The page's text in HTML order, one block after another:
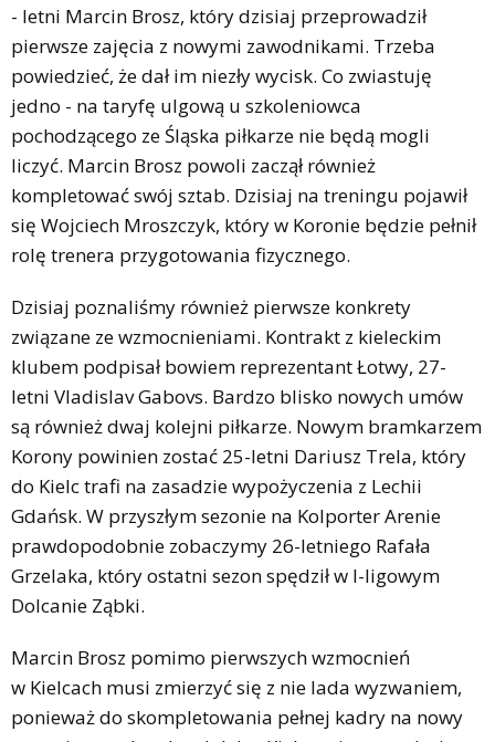
- letni Marcin Brosz, który dzisiaj przeprowadził
pierwsze zajęcia z nowymi zawodnikami. Trzeba
powiedzieć, że dał im niezły wycisk. Co zwiastuję
jedno - na taryfę ulgową u szkoleniowca
pochodzącego ze Śląska piłkarze nie będą mogli
liczyć. Marcin Brosz powoli zaczął również
kompletować swój sztab. Dzisiaj na treningu pojawił
się Wojciech Mroszczyk, który w Koronie będzie pełnił
rolę trenera przygotowania fizycznego.
Dzisiaj poznaliśmy również pierwsze konkrety
związane ze wzmocnieniami. Kontrakt z kieleckim
klubem podpisał bowiem reprezentant Łotwy, 27-
letni Vladislav Gabovs. Bardzo blisko nowych umów
są również dwaj kolejni piłkarze. Nowym bramkarzem
Korony powinien zostać 25-letni Dariusz Trela, który
do Kielc trafi na zasadzie wypożyczenia z Lechii
Gdańsk. W przyszłym sezonie na Kolporter Arenie
prawdopodobnie zobaczymy 26-letniego Rafała
Grzelaka, który ostatni sezon spędził w I-ligowym
Dolcanie Ząbki.
Marcin Brosz pomimo pierwszych wzmocnień
w Kielcach musi zmierzyć się z nie lada wyzwaniem,
ponieważ do skompletowania pełnej kadry na nowy